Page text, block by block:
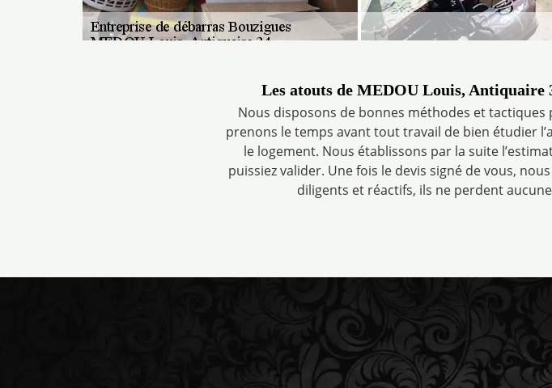
Les atouts de MEDOU Louis, Antiquaire
Nous disposons de bonnes méthodes et
prenons le temps avant tout travail de bien étudier
le logement. Nous établissons par la suite
puissiez valider. Une fois le devis signé de vous,
diligents et réactifs, ils ne perdent